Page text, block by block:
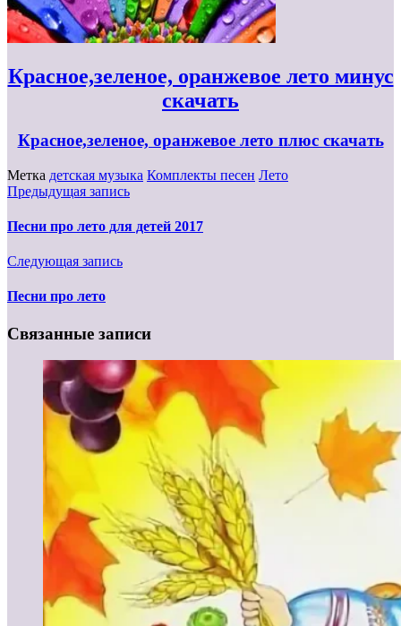
Красное,зеленое, оранжевое лето минус
скачать
Красное,зеленое, оранжевое лето плюс скачать
Метка детская музыка Комплекты песен Лето
Предыдущая запись
Песни про лето для детей 2017
Следующая запись
Песни про лето
Связанные записи